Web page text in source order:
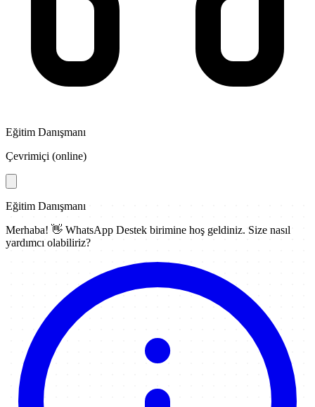
Eğitim Danışmanı
Çevrimiçi (online)
Eğitim Danışmanı
Merhaba! 👋 WhatsApp Destek birimine hoş geldiniz. Size nasıl
yardımcı olabiliriz?